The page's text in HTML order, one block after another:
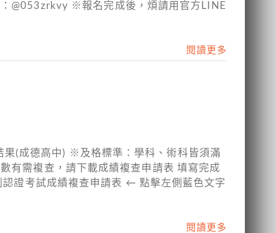
@053zrkvy ※報名完成後，煩請用官方LINE
閱讀更多
(成德高中) ※及格標準：學科、術科皆須滿
有需複查，請下載成績複查申請表 填寫完成
證考試成績複查申請表 ← 點擊左側藍色文字
閱讀更多